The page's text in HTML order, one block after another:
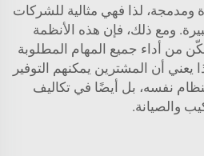
ومدمجة، لذا فهي مثالية للشركات
ومع ذلك، فإن هذه الأنظمة
من أداء جميع المهام المطلوبة
يعني أن المشترين يمكنهم التوفير
نفسه، بل أيضًا في تكاليف
والصيانة.